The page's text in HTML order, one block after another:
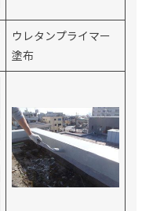
ウレタンプライマー
塗布